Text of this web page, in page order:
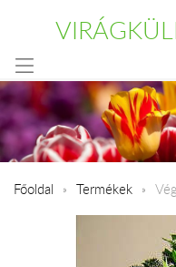
Főoldal Termékek